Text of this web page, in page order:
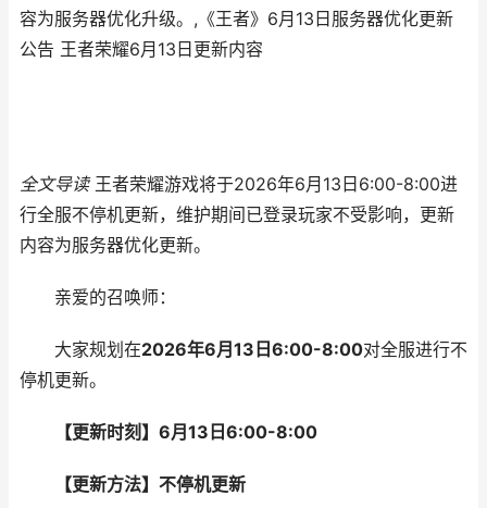
容为服务器优化升级。,《王者》6月13日服务器优化更新
公告 王者荣耀6月13日更新内容
全文导读王者荣耀游戏将于2026年6月13日6:00-8:00进
行全服不停机更新，维护期间已登录玩家不受影响，更新
内容为服务器优化更新。
亲爱的召唤师：
大家规划在2026年6月13日6:00-8:00对全服进行不
停机更新。
【更新时刻】6月13日6:00-8:00
【更新方法】不停机更新